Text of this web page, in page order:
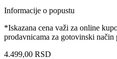
Informacije o popustu
*Iskazana cena važi za online
prodavnicama za gotovinski način
4.499,00 RSD